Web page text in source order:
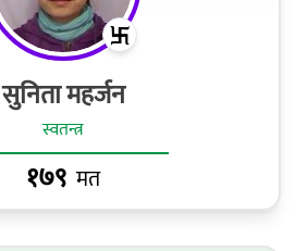
सुनिता महर्जन
स्वतन्त्र
१७९ मत